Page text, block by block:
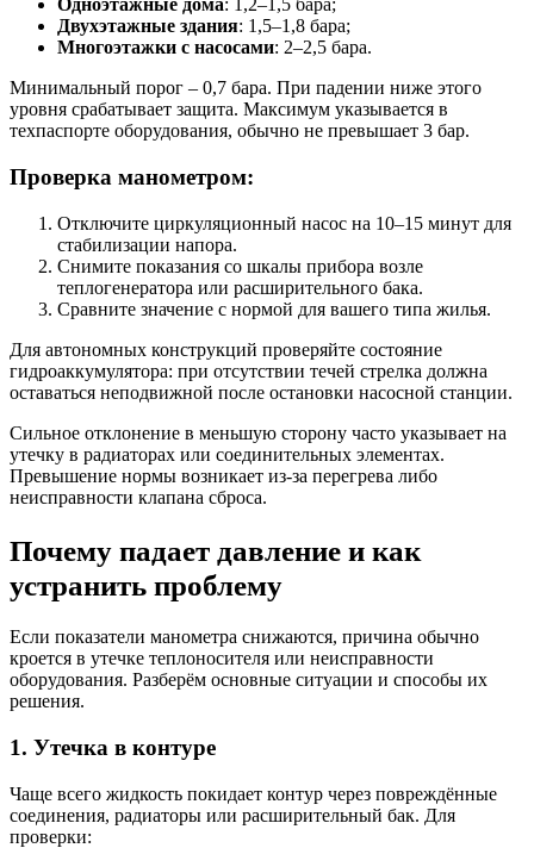
Одноэтажные дома: 1,2–1,5 бара;
Двухэтажные здания: 1,5–1,8 бара;
Многоэтажки с насосами: 2–2,5 бара.
Минимальный порог – 0,7 бара. При падении ниже этого
уровня срабатывает защита. Максимум указывается в
техпаспорте оборудования, обычно не превышает 3 бар.
Проверка манометром:
Отключите циркуляционный насос на 10–15 минут для
стабилизации напора.
Снимите показания со шкалы прибора возле
теплогенератора или расширительного бака.
Сравните значение с нормой для вашего типа жилья.
Для автономных конструкций проверяйте состояние
гидроаккумулятора: при отсутствии течей стрелка должна
оставаться неподвижной после остановки насосной станции.
Сильное отклонение в меньшую сторону часто указывает на
утечку в радиаторах или соединительных элементах.
Превышение нормы возникает из-за перегрева либо
неисправности клапана сброса.
Почему падает давление и как
устранить проблему
Если показатели манометра снижаются, причина обычно
кроется в утечке теплоносителя или неисправности
оборудования. Разберём основные ситуации и способы их
решения.
1. Утечка в контуре
Чаще всего жидкость покидает контур через повреждённые
соединения, радиаторы или расширительный бак. Для
проверки: